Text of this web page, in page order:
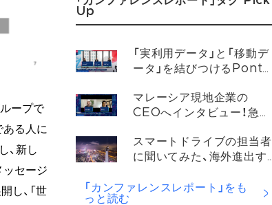
ープで
ある人に
、新し
ッセージ
し、「世
Up
「実利用データ」と「移動デ
ータ」を結びつけるPonta
マレーシア現地企業の
CEOへインタビュー！急成
モビリティ事情と未来につ
いて
スマートドライブの担当者
に聞いてみた、海外進出す
とは？
「カンファレンスレポート」をも
っと読む